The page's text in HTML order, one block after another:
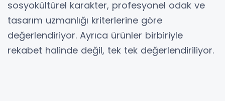
sosyokültürel karakter, profesyonel odak ve
tasarım uzmanlığı kriterlerine göre
değerlendiriyor. Ayrıca ürünler birbiriyle
rekabet halinde değil, tek tek değerlendiriliyor.